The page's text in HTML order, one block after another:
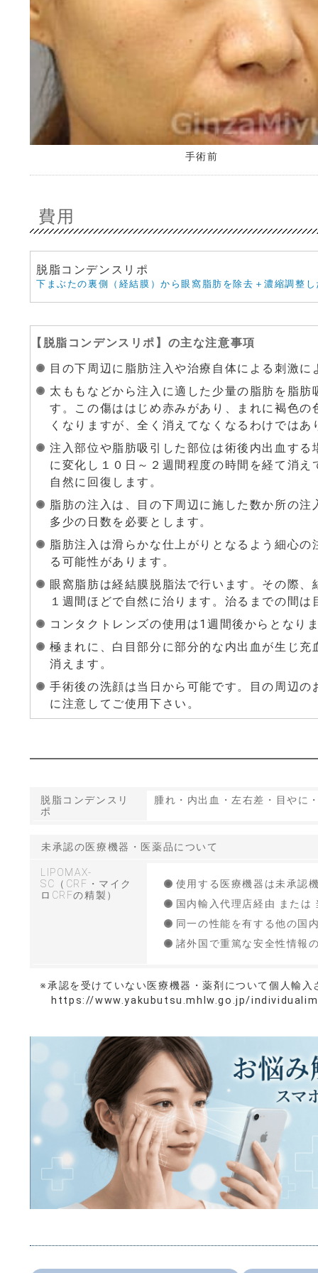
手術前
費用
脱脂コンデンスリポ
下まぶたの裏側（経結膜）から眼窩脂肪を除去＋濃縮調整
【 脱脂コンデンスリポ 】の主な注意事項
目の下周辺に脂肪注入や治療自体による刺激
太ももなどから注入に適した少量の脂肪を脂
す。この傷ははじめ赤みがあり、まれに褐色
くなりますが、全く消えてなくなるわけではあ
注入部位や脂肪吸引した部位は術後内出血す
に変化し１０日～２週間程度の時間を経て消
自然に回復します。
脂肪の注入は、目の下周辺に施した数か所の
多少の日数を必要とします。
脂肪注入は滑らかな仕上がりとなるよう細心
る可能性があります。
眼窩脂肪は経結膜脱脂法で行います。その際
１週間ほどで自然に治ります。治るまでの間
コンタクトレンズの使用は1週間後からとなり
極まれに、白目部分に部分的な内出血が生じ
消えます。
手術後の洗顔は当日から可能です。目の周辺
に注意してご使用下さい。
脱脂コンデンスリ
ポ
腫れ・内出血・左右差・目や
未承認の医療機器・医薬品について
LIPOMAX-
SC（CRF・マイク
ロCRFの精製）
使用する医療機器は未承認
国内輸入代理店経由 または
同一の性能を有する他の国
諸外国で重篤な安全性情報
※承認を受けていない医療機器・薬剤について個人輸
https://www.yakubutsu.mhlw.go.jp/